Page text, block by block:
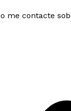
me contacte